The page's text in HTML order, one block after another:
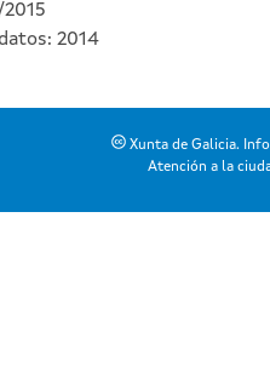
2014
Xunta de Galicia.
Atención a la